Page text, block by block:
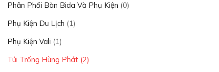
Phân Phối Bàn Bida Và Phụ Kiện (0)
Phụ Kiện Du Lịch (1)
Phụ Kiện Vali (1)
Túi Trống Hùng Phát (2)